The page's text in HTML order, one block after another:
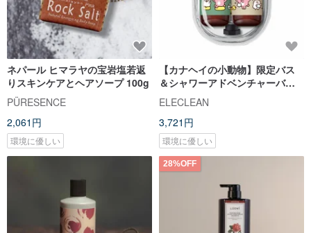
ネパール ヒマラヤの宝岩塩若返
りスキンケアとヘアソープ 100g
PÜRESENCE
2,061円
環境に優しい
【カナヘイの小動物】限定バス
＆シャワーアドベンチャーバッ
グ
ELECLEAN
3,721円
環境に優しい
28%OFF